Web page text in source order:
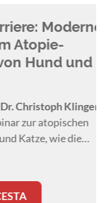
Moderne
und
Klinger
wie die